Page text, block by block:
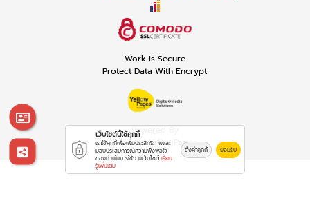
Work is Secure
Protect Data With Encrypt
Powered By
Thailand YellowPages
เว็บไซต์นี้ใช้คุกกี้
เราใช้คุกกี้เพื่อเพิ่มประสิทธิภาพและ
มอบประสบการณ์ความพึงพอใจ
ของท่านในการใช้งานเว็บไซต์ เรียน
รู้เพิ่มเติม
ตั้งค่าคุกกี้ ยอมรับ